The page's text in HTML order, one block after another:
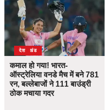
उत्तराखंड
देश
कमाल हो गया! भारत-
ऑस्ट्रेलिया वनडे मैच में बने 781
रन, बल्लेबाजों ने 111 बाउंड्री
ठोक मचाया गदर